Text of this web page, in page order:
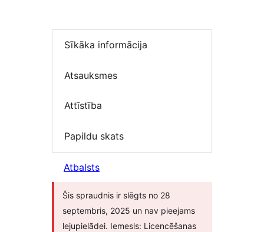
Sīkāka informācija
Atsauksmes
Attīstība
Papildu skats
Atbalsts
Šis spraudnis ir slēgts no 28
septembris, 2025 un nav pieejams
lejupielādei. Iemesls: Licencēšanas